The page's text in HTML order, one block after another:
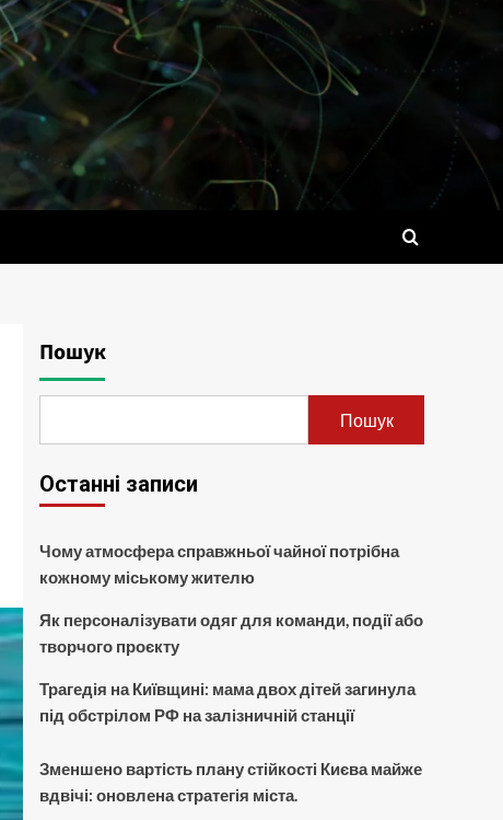
Пошук
Пошук
Останні записи
Чому атмосфера справжньої чайної потрібна
кожному міському жителю
Як персоналізувати одяг для команди, події або
творчого проєкту
Трагедія на Київщині: мама двох дітей загинула
під обстрілом РФ на залізничній станції
Зменшено вартість плану стійкості Києва майже
вдвічі: оновлена стратегія міста.